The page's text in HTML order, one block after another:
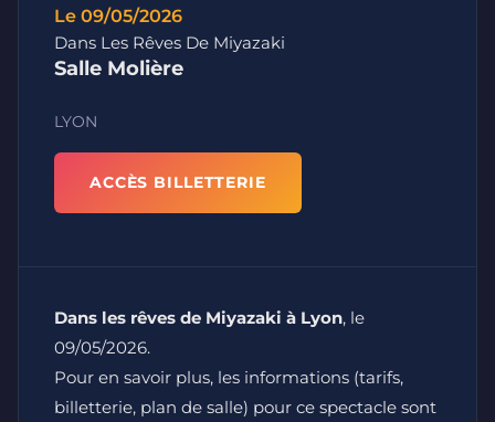
Le 09/05/2026
Dans Les Rêves De Miyazaki
Salle Molière
LYON
ACCÈS BILLETTERIE
Dans les rêves de Miyazaki à Lyon, le
09/05/2026.
Pour en savoir plus, les informations (tarifs,
billetterie, plan de salle) pour ce spectacle sont